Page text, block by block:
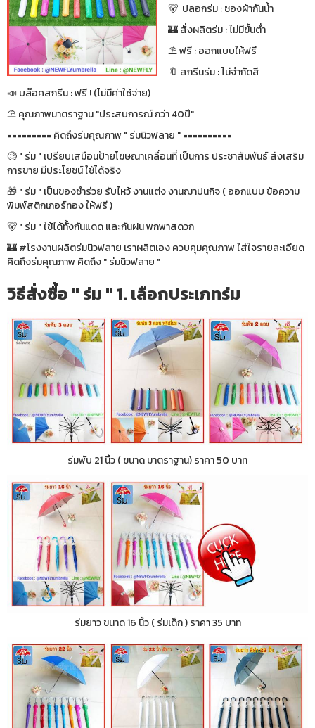
🐻 ปลอกร่ม : ซองผ้ากันน้ำ
🏰 สั่งผลิตร่ม : ไม่มีขั้นต่ำ
⛱ ฟรี : ออกแบบให้ฟรี
🔖 สกรีนร่ม : ไม่จำกัดสี
📣 บล๊อคสกรีน : ฟรี ! (ไม่มีค่าใช้จ่าย)
⛱ คุณภาพมาตราฐาน "ประสบการณ์ กว่า 40ปี"
========= คิดถึงร่มคุณภาพ " ร่มนิวฟลาย " ==========
🧐 " ร่ม " เปรียบเสมือนป้ายโฆษณาเคลื่อนที่ เป็นการ ประชาสัมพันธ์ ส่งเสริม
การขาย มีประโยชน์ ใช้ได้จริง
🎁 " ร่ม " เป็นของชำร่วย รับไหว้ งานแต่ง งานฌาปนกิจ ( ออกแบบ ข้อความ
พิมพ์สติกเกอร์ทอง ให้ฟรี )
🐻 " ร่ม " ใช้ได้ทั้งกันแดด และกันฝน พกพาสดวก
🏰 #โรงงานผลิตร่มนิวฟลาย เราผลิตเอง ควบคุมคุณภาพ ใส่ใจรายละเอียด
คิดถึงร่มคุณภาพ คิดถึง " ร่มนิวฟลาย "
วิธีสั่งซื้อ " ร่ม " 1. เลือกประเภทร่ม
ร่มพับ 21 นิ้ว ( ขนาด มาตราฐาน) ราคา 50 บาท
ร่มยาว ขนาด 16 นิ้ว ( ร่มเด็ก ) ราคา 35 บาท